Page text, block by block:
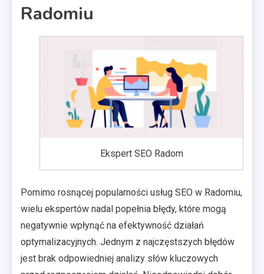
Radomiu
Ekspert SEO Radom
Pomimo rosnącej popularności usług SEO w Radomiu,
wielu ekspertów nadal popełnia błędy, które mogą
negatywnie wpłynąć na efektywność działań
optymalizacyjnych. Jednym z najczęstszych błędów
jest brak odpowiedniej analizy słów kluczowych